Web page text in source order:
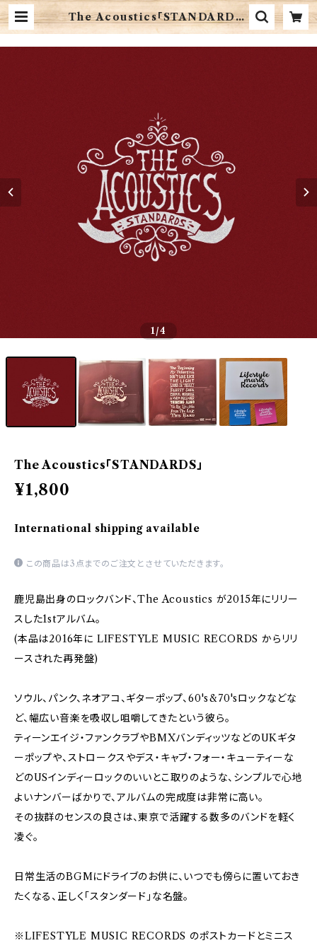
The Acoustics「STANDARDS」
| 音楽CD販売 珈琲マインド
1/4
The Acoustics「STANDARDS」
¥1,800
International shipping available
この商品は3点までのご注文とさせていただきます。
鹿児島出身のロックバンド、The Acoustics が2015年にリリー
スした1stアルバム。
(本品は2016年に LIFESTYLE MUSIC RECORDS からリリ
ースされた再発盤)
ソウル、パンク、ネオアコ、ギターポップ、60's&70'sロックなどな
ど、幅広い音楽を吸収し咀嚼してきたという彼ら。
ティーンエイジ・ファンクラブやBMXバンディッツなどのUKギタ
ーポップや、ストロークスやデス・キャブ・フォー・キューティーな
どのUSインディーロックのいいとこ取りのような、シンプルで心地
よいナンバーばかりで、アルバムの完成度は非常に高い。
その抜群のセンスの良さは、東京で活躍する数多のバンドを軽く
凌ぐ。
日常生活のBGMにドライブのお供に、いつでも傍らに置いておき
たくなる、正しく「スタンダード」な名盤。
※LIFESTYLE MUSIC RECORDS のポストカードとミニス